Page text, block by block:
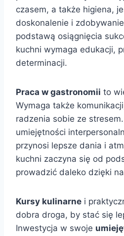
czasem, a także higiena,
doskonalenie i
podstawą osiągnięcia
kuchni wymaga edukacji,
determinacji.
Praca w gastronomii to
Wymaga także
radzenia sobie ze
umiejętności
przynosi lepsze dania i
kuchni zaczyna się od
prowadzić daleko dzięki
Kursy kulinarne i
dobra droga, by stać się
Inwestycja w swoje